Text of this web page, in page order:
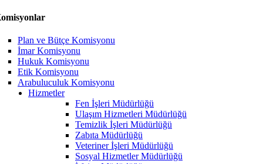
Plan ve Bütçe Komisyonu
İmar Komisyonu
Hukuk Komisyonu
Etik Komisyonu
Arabuluculuk Komisyonu
Hizmetler
Fen İşleri Müdürlüğü
Ulaşım Hizmetleri Müdürlüğü
Temizlik İşleri Müdürlüğü
Zabıta Müdürlüğü
Veteriner İşleri Müdürlüğü
Sosyal Hizmetler Müdürlüğü